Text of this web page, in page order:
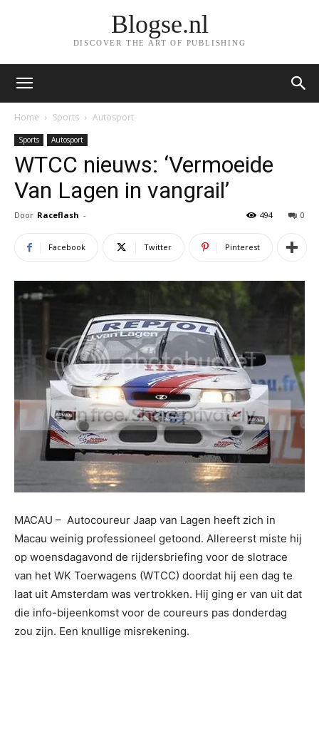
Blogse.nl
DISCOVER THE ART OF PUBLISHING
Home Sports Autosport
Sports Autosport
WTCC nieuws: ‘Vermoeide
Van Lagen in vangrail’
Door Raceflash - 0
494
Facebook Twitter Pinterest
MACAU – Autocoureur Jaap van Lagen heeft zich in
Macau weinig professioneel getoond. Allereerst miste hij
op woensdagavond de rijdersbriefing voor de slotrace
van het WK Toerwagens (WTCC) doordat hij een dag te
laat uit Amsterdam was vertrokken. Hij ging er van uit dat
die info-bijeenkomst voor de coureurs pas donderdag
zou zijn. Een knullige misrekening.